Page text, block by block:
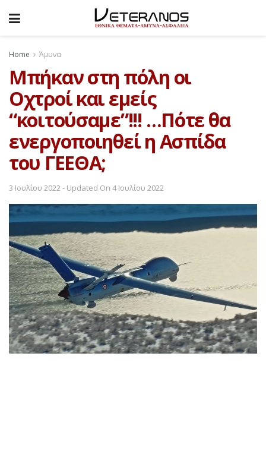
Home Άμυνα
Μπήκαν στη πόλη οι
Οχτροί και εμείς
“κοιτούσαμε”!!! …Πότε θα
ενεργοποιηθεί η Ασπίδα
του ΓΕΕΘΑ;
3 Ιουλίου 2022 - Updated On 4 Ιουλίου 2022